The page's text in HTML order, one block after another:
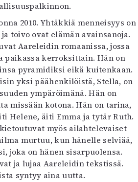
4/2026
2–3/2026
1/2026
6/2025
5/2025 saame
Lehtiarkisto
Info
ja irtonumerot
Yhteistyössä
Toimitus
Mediatiedot
Kaltio ry
2010. Yhtäkkiä menneisyys on
toivo ovat elämän avainsanoja.
Aareleidin romaanissa, jossa
paikassa kerroksittain. Hän on
pyramidiksi eikä kuitenkaan.
yksi päähenkilöistä, Stella, on
ympäröimänä. Hän on
missään kotona. Hän on tarina,
Helene, äiti Emma ja tytär Ruth.
myös ailahtelevaiset
murtuu, kun hänelle selviää,
joka on hänen sisarpuolensa.
ja lujaa Aareleidin tekstissä.
syntyy aina uutta.